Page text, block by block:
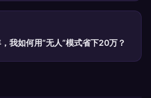
我如何用“无人”模式省下20万？